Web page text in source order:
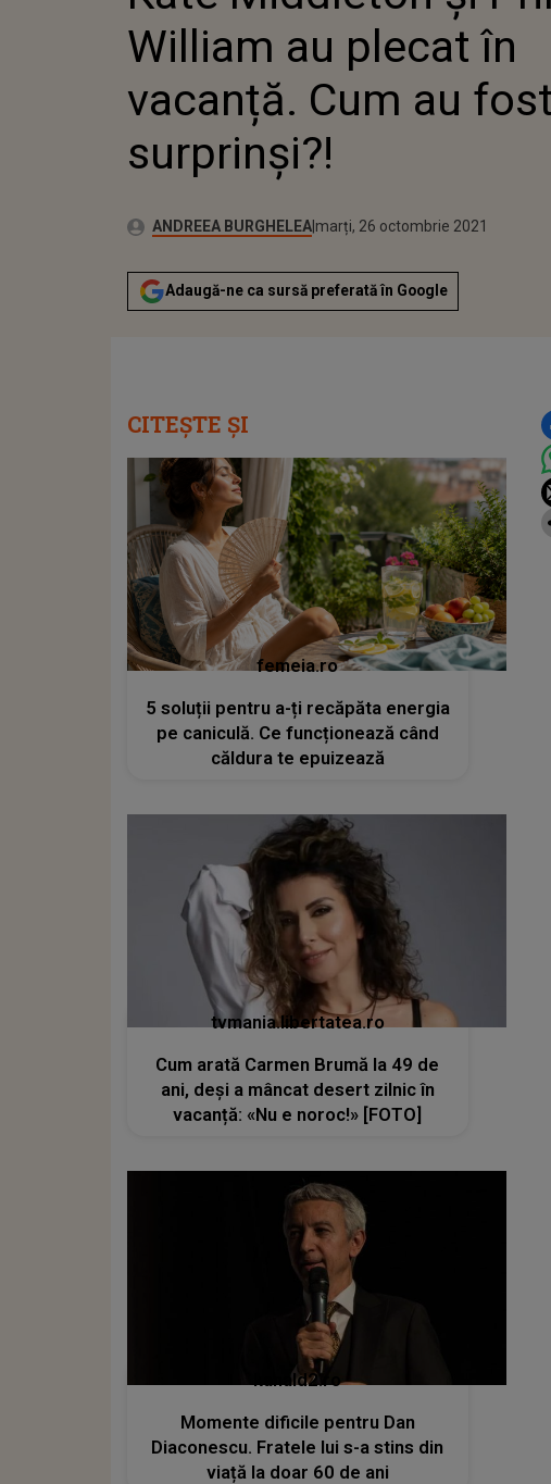
SURPRINȘI?!
William au plecat în
vacanță. Cum au fost
surprinși?!
Autor:ANDREEA BURGHELEA Publicat:
marți, 26 octombrie 2021
Adaugă-ne ca sursă preferată în Google
CITEȘTE ȘI
femeia.ro
5 soluții pentru a-ți recăpăta energia
pe caniculă. Ce funcționează când
căldura te epuizează
tvmania.libertatea.ro
Cum arată Carmen Brumă la 49 de
ani, deși a mâncat desert zilnic în
vacanță: «Nu e noroc!» [FOTO]
kanald2.ro
Momente dificile pentru Dan
Diaconescu. Fratele lui s-a stins din
viață la doar 60 de ani